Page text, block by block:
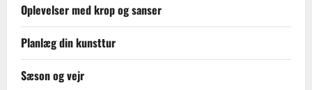
Oplevelser med krop og sanser
Planlæg din kunsttur
Sæson og vejr